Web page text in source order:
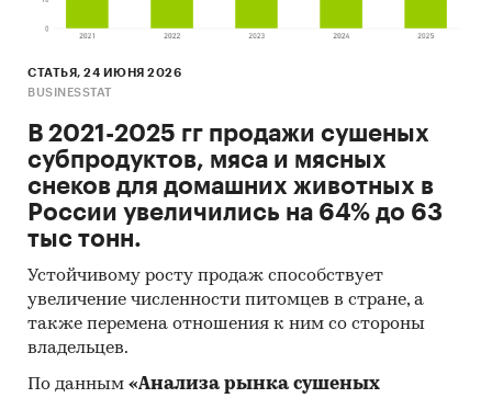
СТАТЬЯ, 24 ИЮНЯ 2026
BUSINESSTAT
В 2021-2025 гг продажи сушеных
субпродуктов, мяса и мясных
снеков для домашних животных в
России увеличились на 64% до 63
тыс тонн.
Устойчивому росту продаж способствует
увеличение численности питомцев в стране, а
также перемена отношения к ним со стороны
владельцев.
По данным «Анализа рынка сушеных